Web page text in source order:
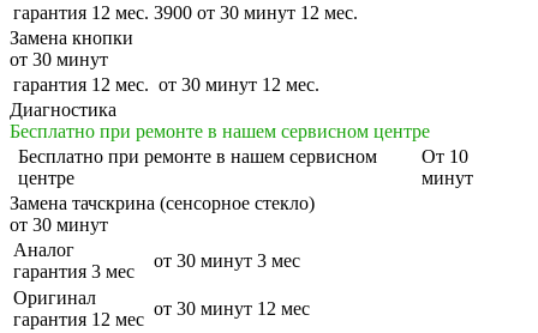
гарантия 12 мес. 3900 от 30 минут 12 мес.
Замена кнопки
от 30 минут
гарантия 12 мес. от 30 минут 12 мес.
Диагностика
Бесплатно при ремонте в нашем сервисном центре
Бесплатно при ремонте в нашем сервисном
центре
От 10
минут
Замена тачскрина (сенсорное стекло)
от 30 минут
Аналог
гарантия 3 мес
от 30 минут 3 мес
Оригинал
гарантия 12 мес
от 30 минут 12 мес